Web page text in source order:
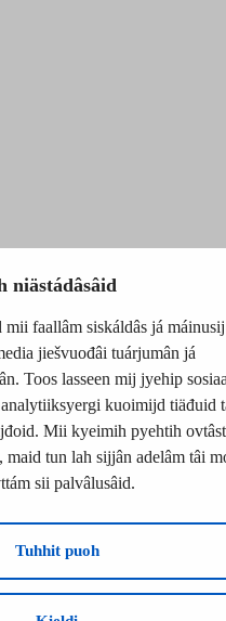
niästádâsâid
faallâm siskáldâs já máinusij
jiešvuođâi tuárjumân já
Toos lasseen mij jyehip
kuoimijd tiäđuid
Mii kyeimih pyehtih
maid tun lah sijjân adelâm tâi
sii palvâlusâid.
Tuhhit puoh